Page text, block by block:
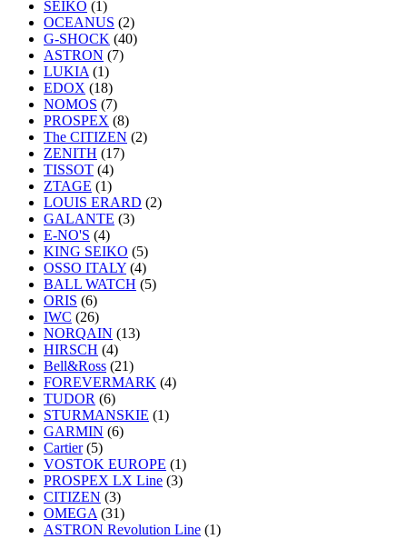
SEIKO (1)
OCEANUS (2)
G-SHOCK (40)
ASTRON (7)
LUKIA (1)
EDOX (18)
NOMOS (7)
PROSPEX (8)
The CITIZEN (2)
ZENITH (17)
TISSOT (4)
ZTAGE (1)
LOUIS ERARD (2)
GALANTE (3)
E-NO'S (4)
KING SEIKO (5)
OSSO ITALY (4)
BALL WATCH (5)
ORIS (6)
IWC (26)
NORQAIN (13)
HIRSCH (4)
Bell&Ross (21)
FOREVERMARK (4)
TUDOR (6)
STURMANSKIE (1)
GARMIN (6)
Cartier(5)
VOSTOK EUROPE (1)
PROSPEX LX Line (3)
CITIZEN (3)
OMEGA (31)
ASTRON Revolution Line (1)